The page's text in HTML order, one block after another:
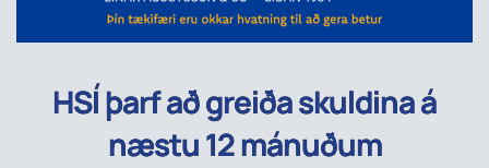
HSÍ þarf að greiða skuldina á
næstu 12 mánuðum